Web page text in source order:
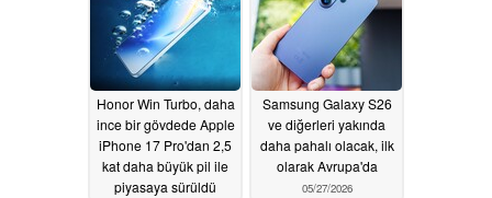
Honor Win Turbo, daha
ince bir gövdede Apple
iPhone 17 Pro'dan 2,5
kat daha büyük pil ile
piyasaya sürüldü
Samsung Galaxy S26
ve diğerleri yakında
daha pahalı olacak, ilk
olarak Avrupa'da
05/27/2026